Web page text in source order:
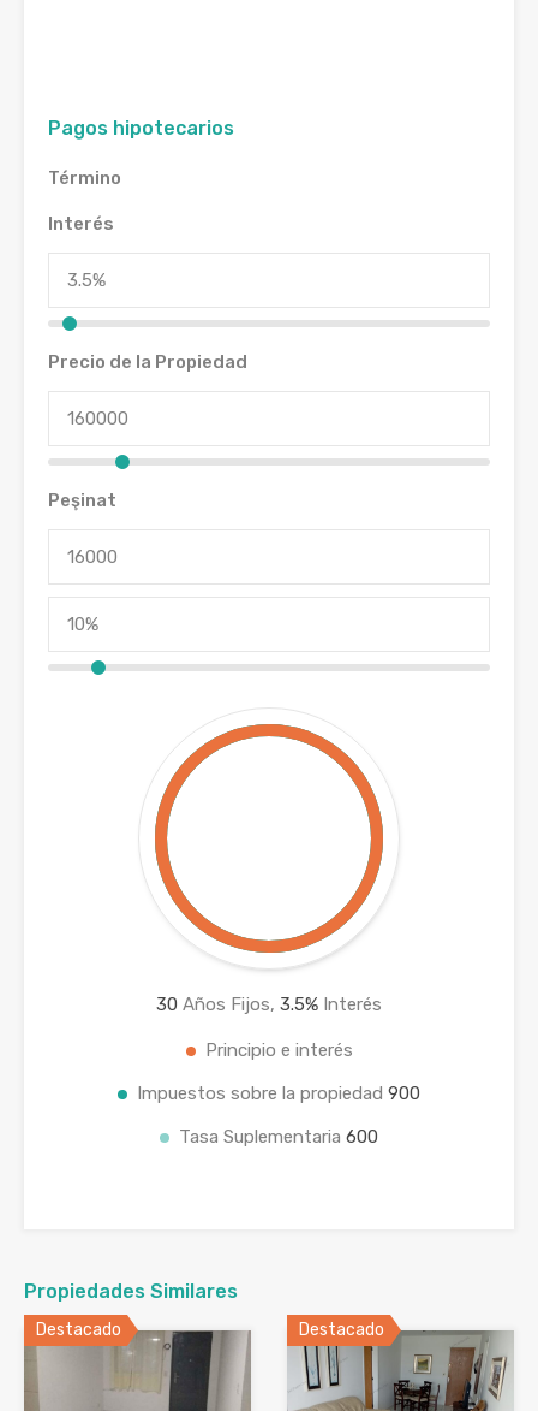
Pagos hipotecarios
Término
Interés
Precio de la Propiedad
Peşinat
30 Años Fijos, 3.5% Interés
Principio e interés
Impuestos sobre la propiedad 900
Tasa Suplementaria 600
Propiedades Similares
Destacado Destacado